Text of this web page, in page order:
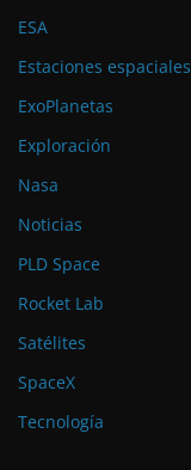
ESA
Estaciones espaciales
ExoPlanetas
Exploración
Nasa
Noticias
PLD Space
Rocket Lab
Satélites
SpaceX
Tecnología